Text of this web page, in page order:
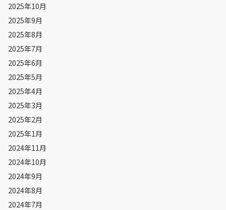
2025年10月
2025年9月
2025年8月
2025年7月
2025年6月
2025年5月
2025年4月
2025年3月
2025年2月
2025年1月
2024年11月
2024年10月
2024年9月
2024年8月
2024年7月